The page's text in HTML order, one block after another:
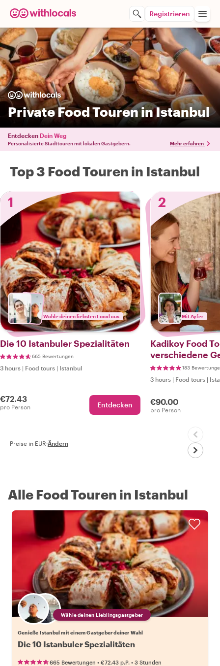
Registrieren
Private Food Touren in Istanbul
Entdecken Dein Weg
Personalisierte Stadttouren mit lokalen Gastgebern. Mehr erfahren
Top 3 Food Touren in Istanbul
1
Wähle deinen liebsten Local aus
Die 10 Istanbuler Spezialitäten
665 Bewertungen
3 hours | Food tours | Istanbul
€72.43
pro Person Entdecken
2
Mit Ayfer
Kadikoy Food
verschiedene
Türkei
183
3 hours | Food tours |
€90.00
pro Person
Preise in EUR·Ändern
Alle Food Touren in Istanbul
Wähle deinen Lieblingsgastgeber
Genieße Istanbul mit einem Gastgeber deiner Wahl
Die 10 Istanbuler Spezialitäten
665 Bewertungen • €72.43 p.P. • 3 Stunden